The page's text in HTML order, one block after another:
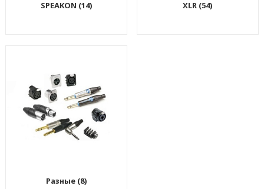
SPEAKON (14) XLR (54)
Разные (8)